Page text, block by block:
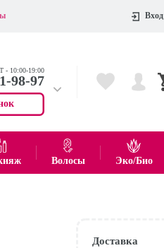
Вход
- 10:00-19:00
98-97
55-75
показать все товары
Волосы Эко/Био
Доставка